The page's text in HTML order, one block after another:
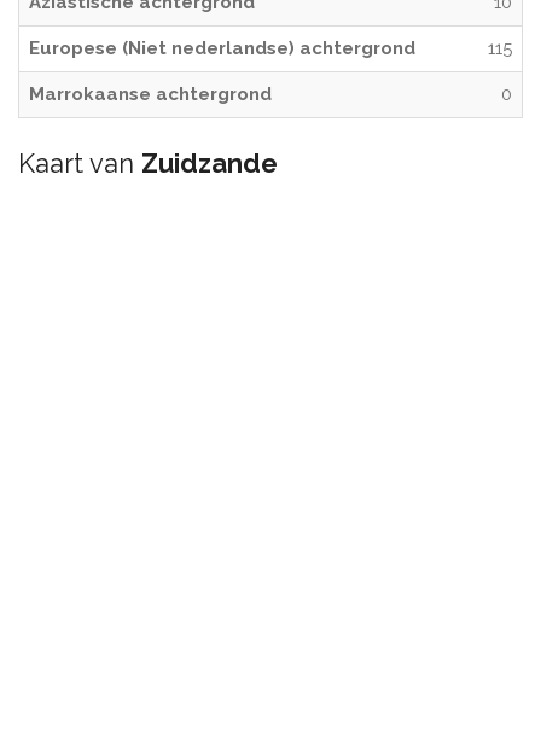
Europese (Niet nederlandse) achtergrond 115
Marrokaanse achtergrond 0
Kaart van Zuidzande